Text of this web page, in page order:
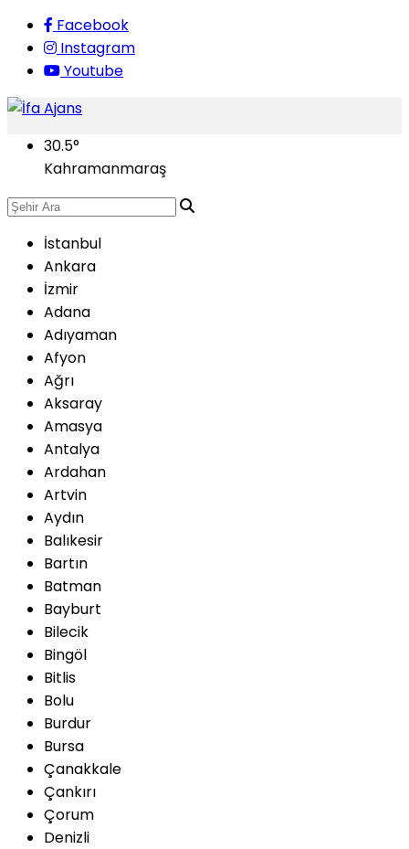
Facebook
Instagram
Youtube
30.5°
Kahramanmaraş
İstanbul
Ankara
İzmir
Adana
Adıyaman
Afyon
Ağrı
Aksaray
Amasya
Antalya
Ardahan
Artvin
Aydın
Balıkesir
Bartın
Batman
Bayburt
Bilecik
Bingöl
Bitlis
Bolu
Burdur
Bursa
Çanakkale
Çankırı
Çorum
Denizli